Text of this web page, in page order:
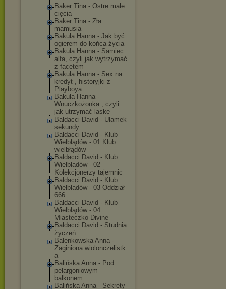
Baker Tina - Ostre małe
cięcia
Baker Tina - Zła
mamusia
Bakuła Hanna - Jak być
ogierem do końca życia
Bakuła Hanna - Samiec
alfa, czyli jak wytrzymać
z facetem
Bakuła Hanna - Sex na
kredyt , historyjki z
Playboya
Bakuła Hanna -
Wnuczkożonka , czyli
jak utrzymać laskę
Baldacci David - Ułamek
sekundy
Baldacci David - Klub
Wielbłądów - 01 Klub
wielbłądów
Baldacci David - Klub
Wielbłądów - 02
Kolekcjonerzy tajemnic
Baldacci David - Klub
Wielbłądów - 03 Oddział
666
Baldacci David - Klub
Wielbłądów - 04
Miasteczko Divine
Baldacci David - Studnia
życzeń
Bałenkowska Anna -
Zaginiona wiolonczelistk
a
Balińska Anna - Pod
pelargoniowym
balkonem
Balińska Anna - Sekrety